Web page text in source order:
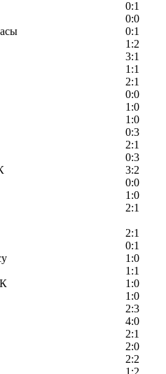
0:1
0:0
0:1
1:2
3:1
1:1
2:1
0:0
1:0
1:0
0:3
2:1
0:3
3:2
0:0
1:0
2:1
2:1
0:1
1:0
1:1
1:0
1:0
2:3
4:0
2:1
2:0
2:2